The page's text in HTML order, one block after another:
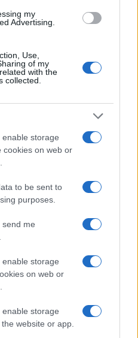
my
Advertising.
Use,
of my
with the
collected.
storage
cookies on web or
to be sent to
purposes.
send me
storage
on web or
storage
website or app.
oltre i criteri dei